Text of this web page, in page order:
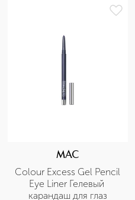
MAC
Colour Excess Gel Pencil
Eye Liner Гелевый
карандаш для глаз